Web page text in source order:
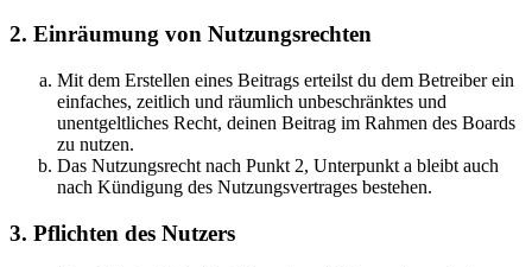
2. Einräumung von Nutzungsrechten
Mit dem Erstellen eines Beitrags erteilst du dem Betreiber ein
einfaches, zeitlich und räumlich unbeschränktes und
unentgeltliches Recht, deinen Beitrag im Rahmen des Boards
zu nutzen.
Das Nutzungsrecht nach Punkt 2, Unterpunkt a bleibt auch
nach Kündigung des Nutzungsvertrages bestehen.
3. Pflichten des Nutzers